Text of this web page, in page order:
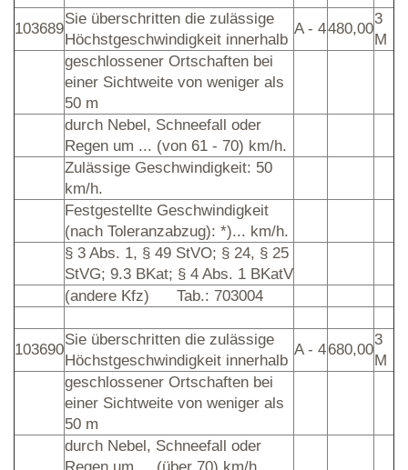
103689
Sie überschritten die zulässige
Höchstgeschwindigkeit innerhalb
A - 4480,00
3
M
geschlossener Ortschaften bei
einer Sichtweite von weniger als
50 m
durch Nebel, Schneefall oder
Regen um ... (von 61 - 70) km/h.
Zulässige Geschwindigkeit: 50
km/h.
Festgestellte Geschwindigkeit
(nach Toleranzabzug): *)... km/h.
§ 3 Abs. 1, § 49 StVO; § 24, § 25
StVG; 9.3 BKat; § 4 Abs. 1 BKatV
(andere Kfz) Tab.: 703004
103690
Sie überschritten die zulässige
Höchstgeschwindigkeit innerhalb
A - 4680,00
3
M
geschlossener Ortschaften bei
einer Sichtweite von weniger als
50 m
durch Nebel, Schneefall oder